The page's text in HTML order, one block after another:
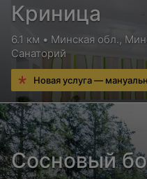
Криница
6.1 км • Минская обл.,
Санаторий
Новая услуга —
Сосновый